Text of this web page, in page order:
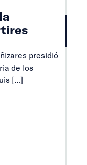
presidió
de los
[…]